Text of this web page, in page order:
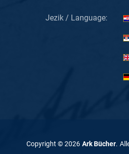
Jezik / Language:
Copyright ©2026 Ark Bücher.